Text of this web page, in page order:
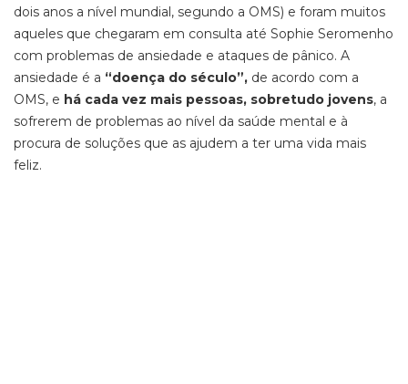
dois anos a nível mundial, segundo a OMS) e foram muitos
aqueles que chegaram em consulta até Sophie Seromenho
com problemas de ansiedade e ataques de pânico. A
ansiedade é a “doença do século”, de acordo com a
OMS, e há cada vez mais pessoas, sobretudo jovens, a
sofrerem de problemas ao nível da saúde mental e à
procura de soluções que as ajudem a ter uma vida mais
feliz.